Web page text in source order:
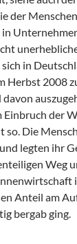
der
in
Herbst 2008
Einbruch der
so. Die
legten ihr
Weg
Anteil am
bergab ging.